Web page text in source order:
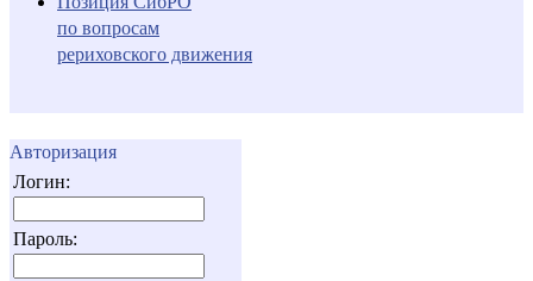
по вопросам
рериховского движения
Авторизация
Логин:
Пароль: